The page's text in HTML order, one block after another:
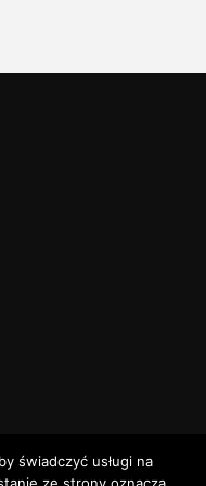
świadczyć usługi na